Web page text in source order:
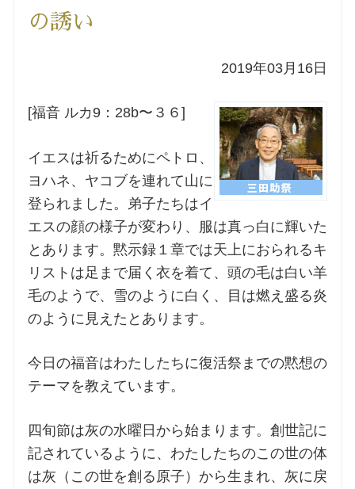
シスター中島の講座
教区カテキスタの講座
三田助祭の講座
オルガンメディテーション
お問合せ
ご利用にあたって
の誘い
2019年03月16日
[福音 ルカ9：28b〜３６]
イエスは祈るためにペトロ、
ヨハネ、ヤコブを連れて山に
登られました。弟子たちはイ
エスの顔の様子が変わり、服は真っ白に輝いた
とあります。黙示録１章では天上におられるキ
リストは足まで届く衣を着て、頭の毛は白い羊
毛のようで、雪のように白く、目は燃え盛る炎
のように見えたとあります。
今日の福音はわたしたちに復活祭までの黙想の
テーマを教えています。
四旬節は灰の水曜日から始まります。創世記に
記されているように、わたしたちのこの世の体
は灰（この世を創る原子）から生まれ、灰に戻